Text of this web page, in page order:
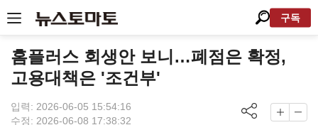
구독
홈플러스 회생안 보니…폐점은 확정,
고용대책은 '조건부'
입력: 2026-06-05 15:54:16
수정: 2026-06-08 17:38:32